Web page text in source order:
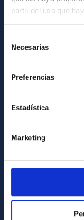
partir del uso que
Necesarias
Preferencias
Estadística
Marketing
List of personnel
Legislation
External funding
Severo Ochoa